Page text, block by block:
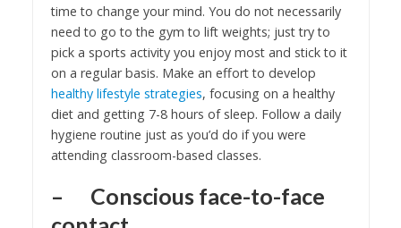
time to change your mind. You do not necessarily
need to go to the gym to lift weights; just try to
pick a sports activity you enjoy most and stick to it
on a regular basis. Make an effort to develop
healthy lifestyle strategies, focusing on a healthy
diet and getting 7-8 hours of sleep. Follow a daily
hygiene routine just as you’d do if you were
attending classroom-based classes.
– Conscious face-to-face